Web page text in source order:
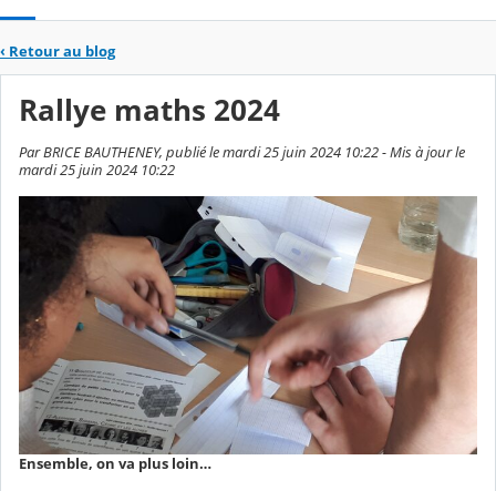
‹ Retour au blog
Rallye maths 2024
Par BRICE BAUTHENEY, publié le mardi 25 juin 2024 10:22 - Mis à jour le
mardi 25 juin 2024 10:22
Ensemble, on va plus loin…